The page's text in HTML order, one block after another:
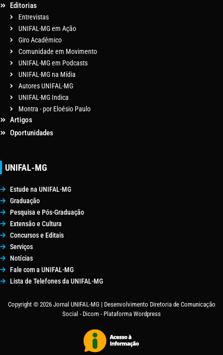
Editorias
Entrevistas
UNIFAL-MG em Ação
Giro Acadêmico
Comunidade em Movimento
UNIFAL-MG em Podcasts
UNIFAL-MG na Mídia
Autores UNIFAL-MG
UNIFAL-MG Indica
Montra - por Eloésio Paulo
Artigos
Oportunidades
UNIFAL-MG
Estude na UNIFAL-MG
Graduação
Pesquisa e Pós-Graduação
Extensão e Cultura
Concursos e Editais
Serviços
Notícias
Fale com a UNIFAL-MG
Lista de Telefones da UNIFAL-MG
Copyright © 2026 Jornal UNIFAL-MG | Desenvolvimento Diretoria de Comunicação
Social - Dicom - Plataforma Wordpress